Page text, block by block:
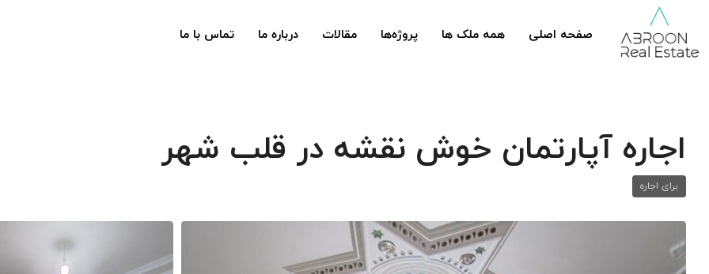
صفحه اصلی همه ملک ها پروژه‌ها مقالات درباره ما تماس با ما
اجاره آپارتمان خوش نقشه در قلب شهر
برای اجاره